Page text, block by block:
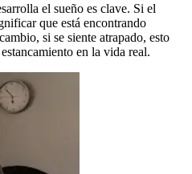
el sueño es clave. Si el
que está encontrando
si se siente atrapado, esto
en la vida real.